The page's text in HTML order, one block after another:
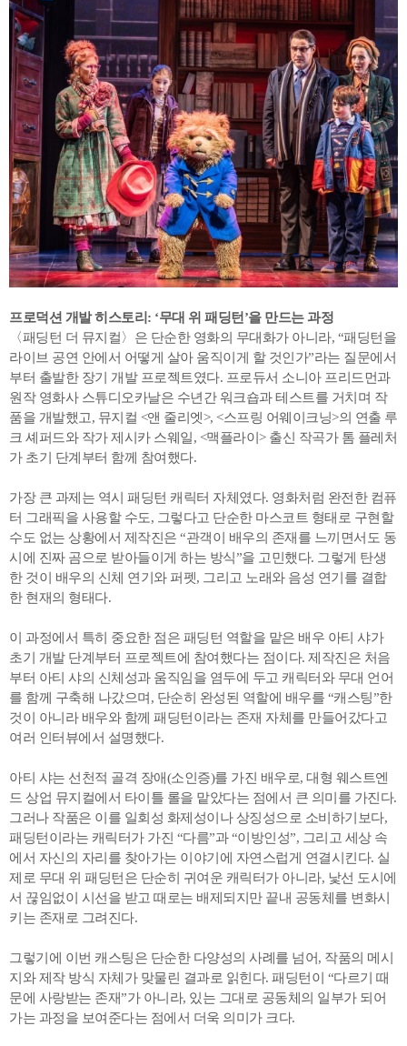
프로덕션 개발 히스토리: ‘무대 위 패딩턴’을 만드는 과정
〈패딩턴 더 뮤지컬〉은 단순한 영화의 무대화가 아니라, “패딩턴을
라이브 공연 안에서 어떻게 살아 움직이게 할 것인가”라는 질문에서
부터 출발한 장기 개발 프로젝트였다. 프로듀서 소니아 프리드먼과
원작 영화사 스튜디오카날은 수년간 워크숍과 테스트를 거치며 작
품을 개발했고, 뮤지컬 <앤 줄리엣>, <스프링 어웨이크닝>의 연출 루
크 셰퍼드와 작가 제시카 스웨일, <맥플라이> 출신 작곡가 톰 플레처
가 초기 단계부터 함께 참여했다.
가장 큰 과제는 역시 패딩턴 캐릭터 자체였다. 영화처럼 완전한 컴퓨
터 그래픽을 사용할 수도, 그렇다고 단순한 마스코트 형태로 구현할
수도 없는 상황에서 제작진은 “관객이 배우의 존재를 느끼면서도 동
시에 진짜 곰으로 받아들이게 하는 방식”을 고민했다. 그렇게 탄생
한 것이 배우의 신체 연기와 퍼펫, 그리고 노래와 음성 연기를 결합
한 현재의 형태다.
이 과정에서 특히 중요한 점은 패딩턴 역할을 맡은 배우 아티 샤가
초기 개발 단계부터 프로젝트에 참여했다는 점이다. 제작진은 처음
부터 아티 샤의 신체성과 움직임을 염두에 두고 캐릭터와 무대 언어
를 함께 구축해 나갔으며, 단순히 완성된 역할에 배우를 “캐스팅”한
것이 아니라 배우와 함께 패딩턴이라는 존재 자체를 만들어갔다고
여러 인터뷰에서 설명했다.
아티 샤는 선천적 골격 장애(소인증)를 가진 배우로, 대형 웨스트엔
드 상업 뮤지컬에서 타이틀 롤을 맡았다는 점에서 큰 의미를 가진다.
그러나 작품은 이를 일회성 화제성이나 상징성으로 소비하기보다,
패딩턴이라는 캐릭터가 가진 “다름”과 “이방인성”, 그리고 세상 속
에서 자신의 자리를 찾아가는 이야기에 자연스럽게 연결시킨다. 실
제로 무대 위 패딩턴은 단순히 귀여운 캐릭터가 아니라, 낯선 도시에
서 끊임없이 시선을 받고 때로는 배제되지만 끝내 공동체를 변화시
키는 존재로 그려진다.
그렇기에 이번 캐스팅은 단순한 다양성의 사례를 넘어, 작품의 메시
지와 제작 방식 자체가 맞물린 결과로 읽힌다. 패딩턴이 “다르기 때
문에 사랑받는 존재”가 아니라, 있는 그대로 공동체의 일부가 되어
가는 과정을 보여준다는 점에서 더욱 의미가 크다.